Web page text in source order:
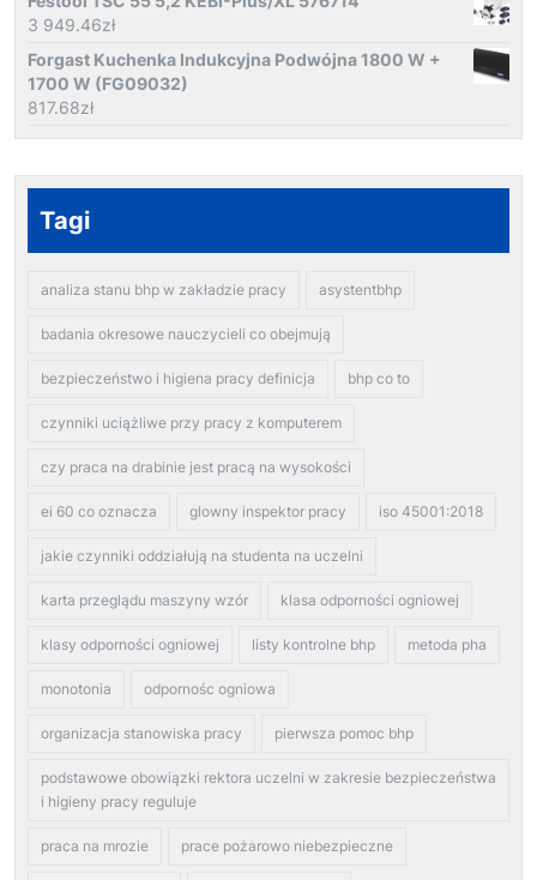
3 949.46zł
Forgast Kuchenka Indukcyjna Podwójna 1800 W +
1700 W (FG09032)
817.68zł
Tagi
analiza stanu bhp w zakładzie pracy asystentbhp
badania okresowe nauczycieli co obejmują
bezpieczeństwo i higiena pracy definicja bhp co to
czynniki uciążliwe przy pracy z komputerem
czy praca na drabinie jest pracą na wysokości
ei 60 co oznacza glowny inspektor pracy iso 45001:2018
jakie czynniki oddziałują na studenta na uczelni
karta przeglądu maszyny wzór klasa odporności ogniowej
klasy odporności ogniowej listy kontrolne bhp metoda pha
monotonia odpornośc ogniowa
organizacja stanowiska pracy pierwsza pomoc bhp
podstawowe obowiązki rektora uczelni w zakresie bezpieczeństwa
i higieny pracy reguluje
praca na mrozie prace pożarowo niebezpieczne